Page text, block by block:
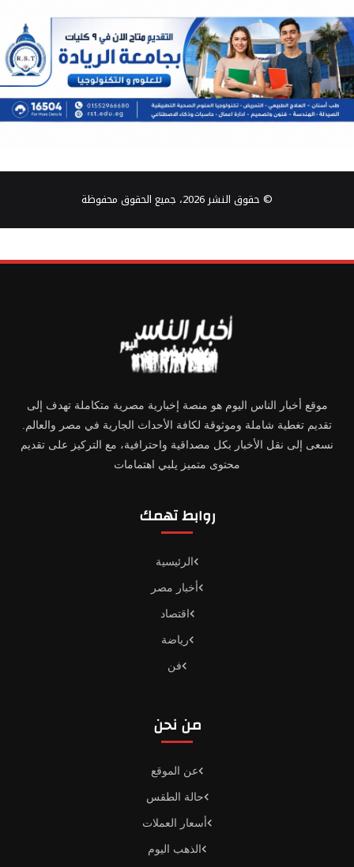
© حقوق النشر 2026، جميع الحقوق محفوظة
موقع أخبار الناس اليوم هو منصة إخبارية مصرية متكاملة تهدف إلى
تقديم تغطية شاملة وموثوقة لكافة الأحداث الجارية في مصر والعالم.
نسعى إلى نقل الأخبار بكل مصداقية واحترافية، مع التركيز على تقديم
محتوى متميز يلبي اهتمامات
روابط تهمك
الرئيسية
أخبار مصر
اقتصاد
رياضة
فن
من نحن
عن الموقع
حالة الطقس
أسعار العملات
الذهب اليوم